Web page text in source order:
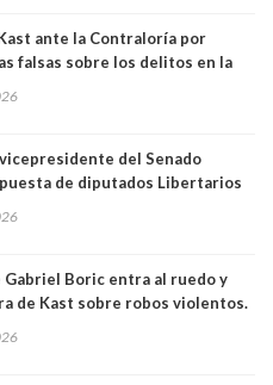
ante la Contraloría por
falsas sobre los delitos en la
del Senado
de diputados Libertarios
camino equivocado"
Gabriel Boric entra al ruedo y
de Kast sobre robos violentos.